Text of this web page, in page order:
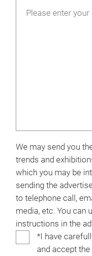
We may send you
trends and
which you may be
sending the
to telephone call,
media, etc. You can
instructions in the
*I have
and accept